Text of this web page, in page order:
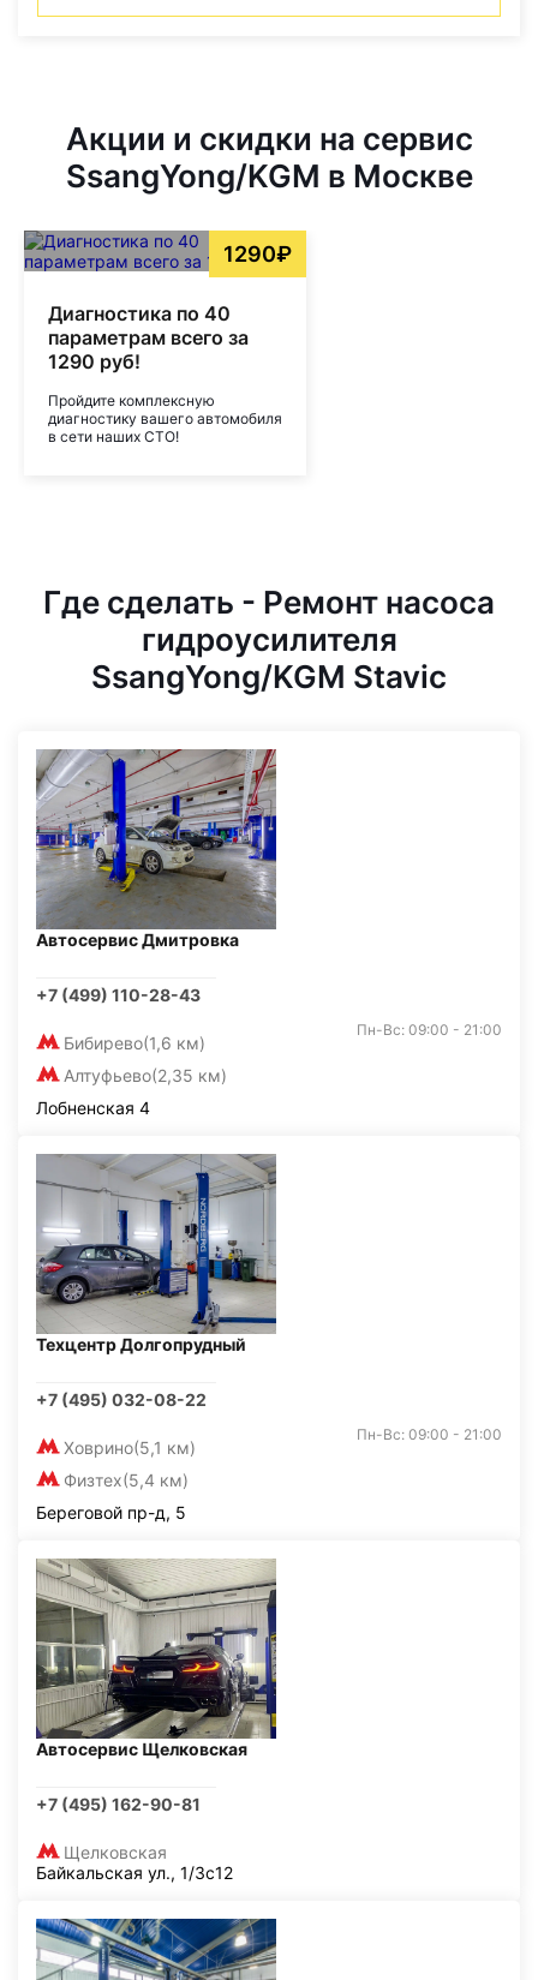
Акции и скидки на сервис
SsangYong/KGM в Москве
1290₽
Диагностика по 40
параметрам всего за
1290 руб!
Пройдите комплексную
диагностику вашего автомобиля
в сети наших СТО!
Где сделать - Ремонт насоса
гидроусилителя
SsangYong/KGM Stavic
Автосервис Дмитровка
+7 (499) 110-28-43
Бибирево(1,6 км)
Алтуфьево(2,35 км)
Пн-Вс: 09:00 - 21:00
Лобненская 4
Техцентр Долгопрудный
+7 (495) 032-08-22
Ховрино(5,1 км)
Физтех(5,4 км)
Пн-Вс: 09:00 - 21:00
Береговой пр-д, 5
Автосервис Щелковская
+7 (495) 162-90-81
Щелковская
Байкальская ул., 1/3с12